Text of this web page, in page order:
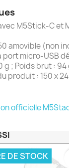
M5Stick-C et
amovible (non
port micro-USB
g ; Poids brut : 94
produit : 150 x
officielle
DE STOCK